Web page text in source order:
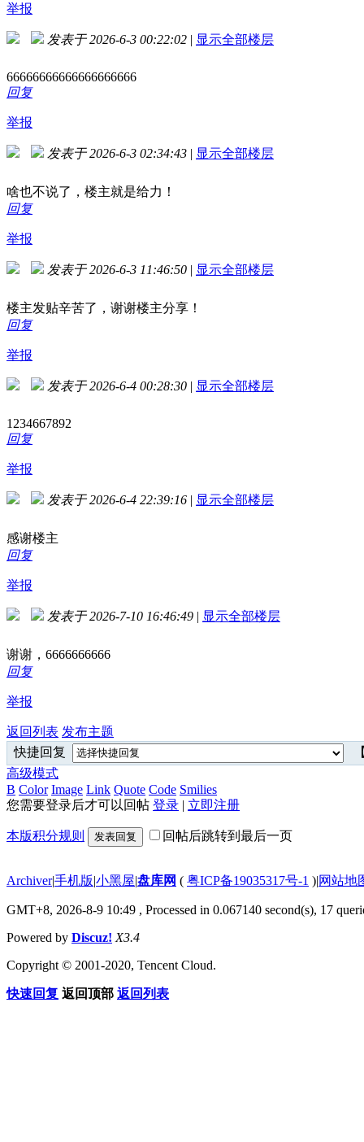
举报
发表于 2026-6-3 00:22:02 | 显示全部楼层
66666666666666666666
回复
举报
发表于 2026-6-3 02:34:43 | 显示全部楼层
啥也不说了，楼主就是给力！
回复
举报
发表于 2026-6-3 11:46:50 | 显示全部楼层
楼主发贴辛苦了，谢谢楼主分享！
回复
举报
发表于 2026-6-4 00:28:30 | 显示全部楼层
1234667892
回复
举报
发表于 2026-6-4 22:39:16 | 显示全部楼层
感谢楼主
回复
举报
发表于 2026-7-10 16:46:49 | 显示全部楼层
谢谢，6666666666
回复
举报
返回列表 发布主题
快捷回复
高级模式
B Color Image Link Quote Code Smilies
您需要登录后才可以回帖 登录 | 立即注册
本版积分规则 发表回复 回帖后跳转到最后一页
Archiver|手机版|小黑屋|盘库网 ( 粤ICP备19035317号-1 )|网站地
GMT+8, 2026-8-9 10:49 , Processed in 0.067140 second(s), 17
Powered by Discuz! X3.4
Copyright © 2001-2020, Tencent Cloud.
快速回复 返回顶部 返回列表